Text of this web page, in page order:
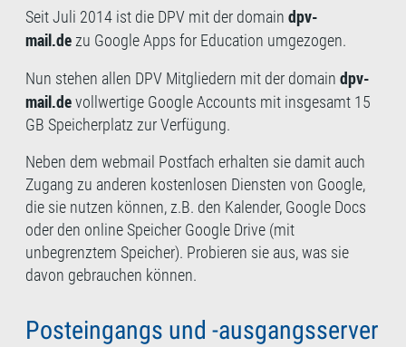
Seit Juli 2014 ist die DPV mit der domain dpv-
mail.de zu Google Apps for Education umgezogen.
Nun stehen allen DPV Mitgliedern mit der domain dpv-
mail.de vollwertige Google Accounts mit insgesamt 15
GB Speicherplatz zur Verfügung.
Neben dem webmail Postfach erhalten sie damit auch
Zugang zu anderen kostenlosen Diensten von Google,
die sie nutzen können, z.B. den Kalender, Google Docs
oder den online Speicher Google Drive (mit
unbegrenztem Speicher). Probieren sie aus, was sie
davon gebrauchen können.
Posteingangs und -ausgangsserver